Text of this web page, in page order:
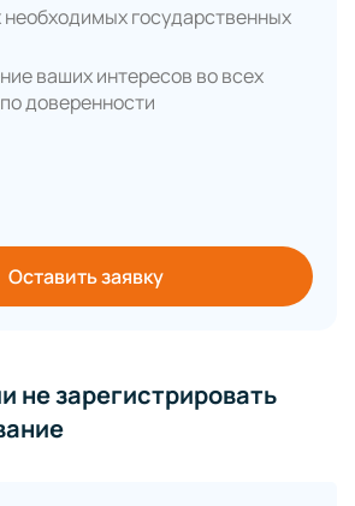
необходимых государственных
ваших интересов во всех
доверенности
Оставить заявку
не зарегистрировать